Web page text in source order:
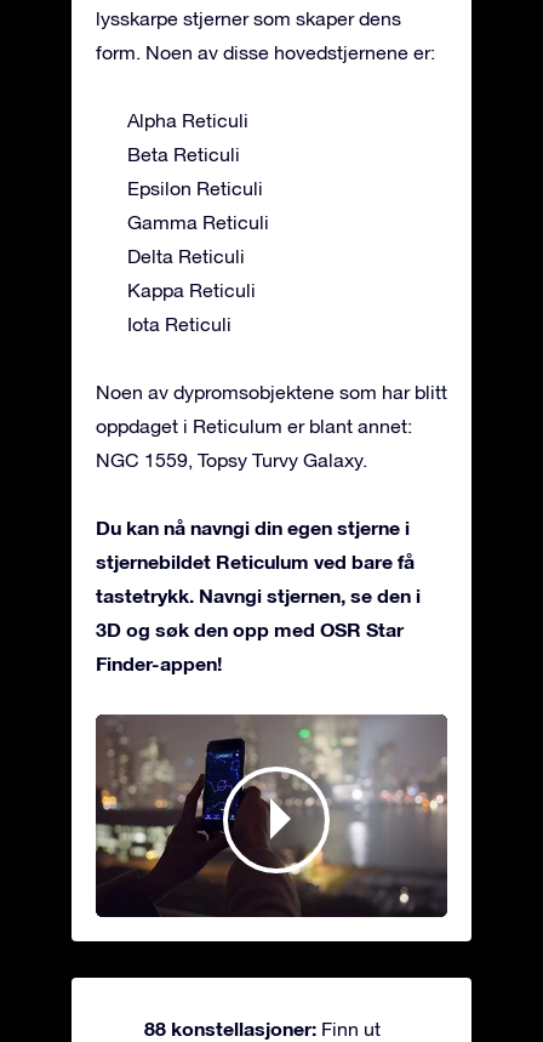
lysskarpe stjerner som skaper dens
form. Noen av disse hovedstjernene er:
Alpha Reticuli
Beta Reticuli
Epsilon Reticuli
Gamma Reticuli
Delta Reticuli
Kappa Reticuli
Iota Reticuli
Noen av dypromsobjektene som har blitt
oppdaget i Reticulum er blant annet:
NGC 1559, Topsy Turvy Galaxy.
Du kan nå navngi din egen stjerne i
stjernebildet Reticulum ved bare få
tastetrykk. Navngi stjernen, se den i
3D og søk den opp med OSR Star
Finder-appen!
88 konstellasjoner: Finn ut